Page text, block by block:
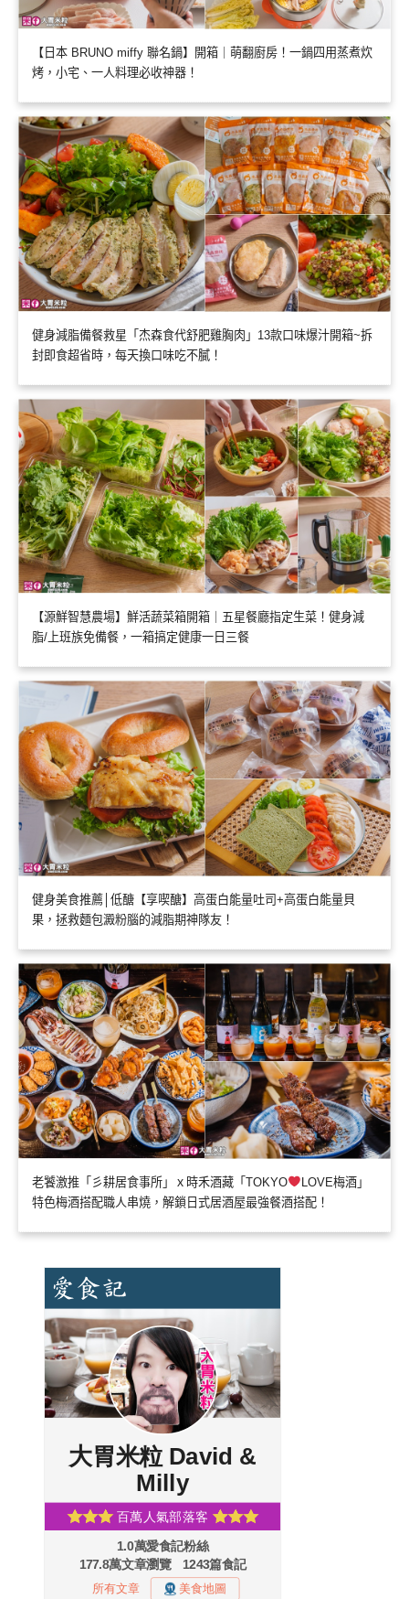
【日本 BRUNO miffy 聯名鍋】開箱｜萌翻廚房！一鍋四用蒸煮炊
烤，小宅、一人料理必收神器！
健身減脂備餐救星「杰森食代舒肥雞胸肉」13款口味爆汁開箱~拆
封即食超省時，每天換口味吃不膩！
【源鮮智慧農場】鮮活蔬菜箱開箱｜五星餐廳指定生菜！健身減
脂/上班族免備餐，一箱搞定健康一日三餐
健身美食推薦│低醣【享喫醣】高蛋白能量吐司+高蛋白能量貝
果，拯救麵包澱粉腦的減脂期神隊友！
老饕激推「彡耕居食事所」ｘ時禾酒藏「TOKYO
LOVE梅酒」
特色梅酒搭配職人串燒，解鎖日式居酒屋最強餐酒搭配！